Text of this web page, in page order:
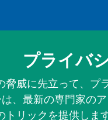
プライバ
脅威に先立って、プ
、最新の専門家の
トリックを提供しま